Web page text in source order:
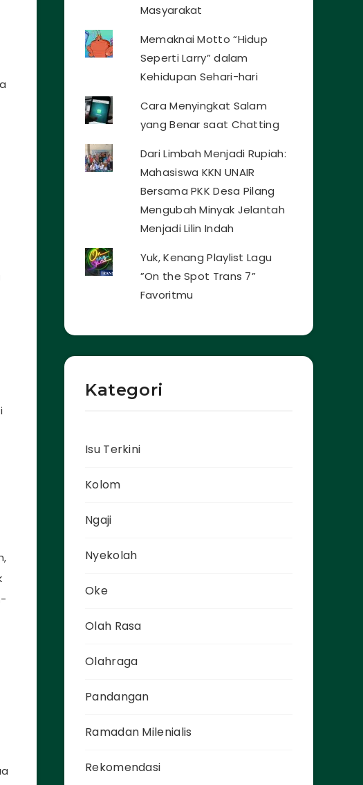
Masyarakat
Memaknai Motto “Hidup
Seperti Larry” dalam
Kehidupan Sehari-hari
Cara Menyingkat Salam
yang Benar saat Chatting
Dari Limbah Menjadi Rupiah:
Mahasiswa KKN UNAIR
Bersama PKK Desa Pilang
Mengubah Minyak Jelantah
Menjadi Lilin Indah
Yuk, Kenang Playlist Lagu
”On the Spot Trans 7”
Favoritmu
Kategori
Isu Terkini
Kolom
Ngaji
Nyekolah
Oke
Olah Rasa
Olahraga
Pandangan
Ramadan Milenialis
Rekomendasi